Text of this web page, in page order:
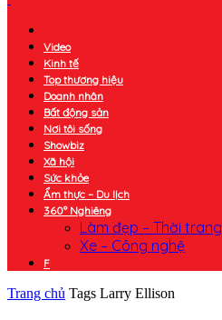
Video
Kinh tế
Top thương hiệu
Doanh nhân
Bất động sản
Nơi tôi sống
Showbiz
Xã hội
Sức khỏe
Ẩm thực – Du lịch
360° Nghiêng
Làm đẹp – Thời trang
Xe – Công nghệ
F
Trang chủ Tags Larry Ellison